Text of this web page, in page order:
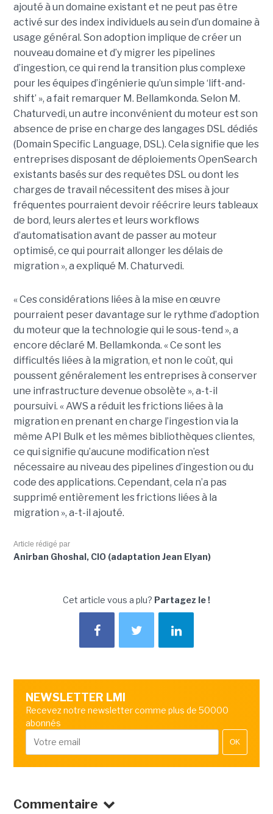
ajouté à un domaine existant et ne peut pas être
activé sur des index individuels au sein d’un domaine à
usage général. Son adoption implique de créer un
nouveau domaine et d’y migrer les pipelines
d’ingestion, ce qui rend la transition plus complexe
pour les équipes d’ingénierie qu’un simple ‘lift-and-
shift’ », a fait remarquer M. Bellamkonda. Selon M.
Chaturvedi, un autre inconvénient du moteur est son
absence de prise en charge des langages DSL dédiés
(Domain Specific Language, DSL). Cela signifie que les
entreprises disposant de déploiements OpenSearch
existants basés sur des requêtes DSL ou dont les
charges de travail nécessitent des mises à jour
fréquentes pourraient devoir réécrire leurs tableaux
de bord, leurs alertes et leurs workflows
d’automatisation avant de passer au moteur
optimisé, ce qui pourrait allonger les délais de
migration », a expliqué M. Chaturvedi.
« Ces considérations liées à la mise en œuvre
pourraient peser davantage sur le rythme d’adoption
du moteur que la technologie qui le sous-tend », a
encore déclaré M. Bellamkonda. « Ce sont les
difficultés liées à la migration, et non le coût, qui
poussent généralement les entreprises à conserver
une infrastructure devenue obsolète », a-t-il
poursuivi. « AWS a réduit les frictions liées à la
migration en prenant en charge l’ingestion via la
même API Bulk et les mêmes bibliothèques clientes,
ce qui signifie qu’aucune modification n’est
nécessaire au niveau des pipelines d’ingestion ou du
code des applications. Cependant, cela n’a pas
supprimé entièrement les frictions liées à la
migration », a-t-il ajouté.
Article rédigé par
Anirban Ghoshal, CIO (adaptation Jean Elyan)
Cet article vous a plu? Partagez le !
NEWSLETTER LMI
Recevez notre newsletter comme plus de 50000
abonnés
OK
Commentaire